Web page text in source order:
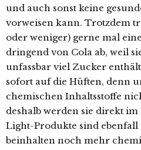
und auch sonst keine
vorweisen kann. Trotzdem
oder weniger) gerne mal
dringend von Cola ab, weil
unfassbar viel Zucker
sofort auf die Hüften, denn
chemischen Inhaltsstoffe
deshalb werden sie direkt im
Light-Produkte sind ebenfall
beinhalten noch mehr